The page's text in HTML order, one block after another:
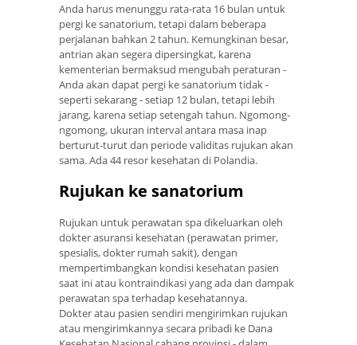
Anda harus menunggu rata-rata 16 bulan untuk
pergi ke sanatorium, tetapi dalam beberapa
perjalanan bahkan 2 tahun. Kemungkinan besar,
antrian akan segera dipersingkat, karena
kementerian bermaksud mengubah peraturan -
Anda akan dapat pergi ke sanatorium tidak -
seperti sekarang - setiap 12 bulan, tetapi lebih
jarang, karena setiap setengah tahun. Ngomong-
ngomong, ukuran interval antara masa inap
berturut-turut dan periode validitas rujukan akan
sama. Ada 44 resor kesehatan di Polandia.
Rujukan ke sanatorium
Rujukan untuk perawatan spa dikeluarkan oleh
dokter asuransi kesehatan (perawatan primer,
spesialis, dokter rumah sakit), dengan
mempertimbangkan kondisi kesehatan pasien
saat ini atau kontraindikasi yang ada dan dampak
perawatan spa terhadap kesehatannya.
Dokter atau pasien sendiri mengirimkan rujukan
atau mengirimkannya secara pribadi ke Dana